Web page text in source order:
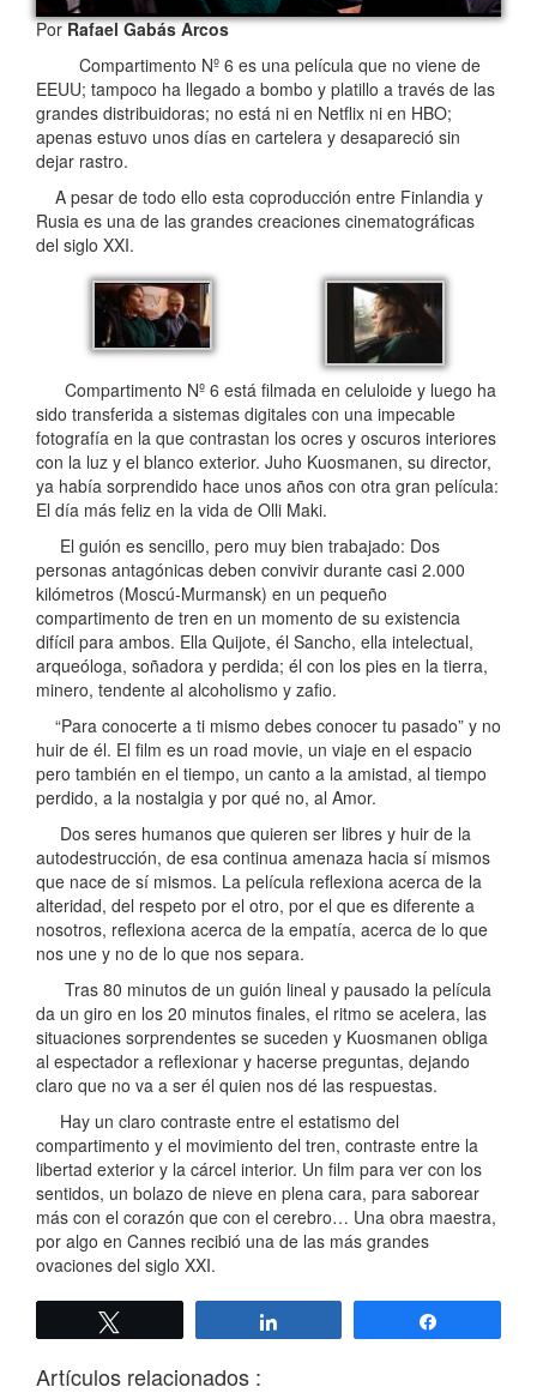
PorRafael Gabás Arcos
Compartimento Nº 6 es una película que no viene de
EEUU; tampoco ha llegado a bombo y platillo a través de las
grandes distribuidoras; no está ni en Netflix ni en HBO;
apenas estuvo unos días en cartelera y desapareció sin
dejar rastro.
A pesar de todo ello esta coproducción entre Finlandia y
Rusia es una de las grandes creaciones cinematográficas
del siglo XXI.
Compartimento Nº 6 está filmada en celuloide y luego ha
sido transferida a sistemas digitales con una impecable
fotografía en la que contrastan los ocres y oscuros interiores
con la luz y el blanco exterior. Juho Kuosmanen, su director,
ya había sorprendido hace unos años con otra gran película:
El día más feliz en la vida de Olli Maki.
El guión es sencillo, pero muy bien trabajado: Dos
personas antagónicas deben convivir durante casi 2.000
kilómetros (Moscú-Murmansk) en un pequeño
compartimento de tren en un momento de su existencia
difícil para ambos. Ella Quijote, él Sancho, ella intelectual,
arqueóloga, soñadora y perdida; él con los pies en la tierra,
minero, tendente al alcoholismo y zafio.
“Para conocerte a ti mismo debes conocer tu pasado” y no
huir de él. El film es un road movie, un viaje en el espacio
pero también en el tiempo, un canto a la amistad, al tiempo
perdido, a la nostalgia y por qué no, al Amor.
Dos seres humanos que quieren ser libres y huir de la
autodestrucción, de esa continua amenaza hacia sí mismos
que nace de sí mismos. La película reflexiona acerca de la
alteridad, del respeto por el otro, por el que es diferente a
nosotros, reflexiona acerca de la empatía, acerca de lo que
nos une y no de lo que nos separa.
Tras 80 minutos de un guión lineal y pausado la película
da un giro en los 20 minutos finales, el ritmo se acelera, las
situaciones sorprendentes se suceden y Kuosmanen obliga
al espectador a reflexionar y hacerse preguntas, dejando
claro que no va a ser él quien nos dé las respuestas.
Hay un claro contraste entre el estatismo del
compartimento y el movimiento del tren, contraste entre la
libertad exterior y la cárcel interior. Un film para ver con los
sentidos, un bolazo de nieve en plena cara, para saborear
más con el corazón que con el cerebro… Una obra maestra,
por algo en Cannes recibió una de las más grandes
ovaciones del siglo XXI.
Artículos relacionados :